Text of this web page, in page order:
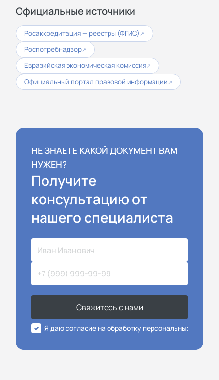
Официальные источники
Росаккредитация — реестры (ФГИС) ↗
Роспотребнадзор↗
Евразийская экономическая комиссия↗
Официальный портал правовой информации ↗
НЕ ЗНАЕТЕ КАКОЙ ДОКУМЕНТ ВАМ
НУЖЕН?
Получите
консультацию от
нашего специалиста
Свяжитесь с нами
Я даю согласие на обработку персональных